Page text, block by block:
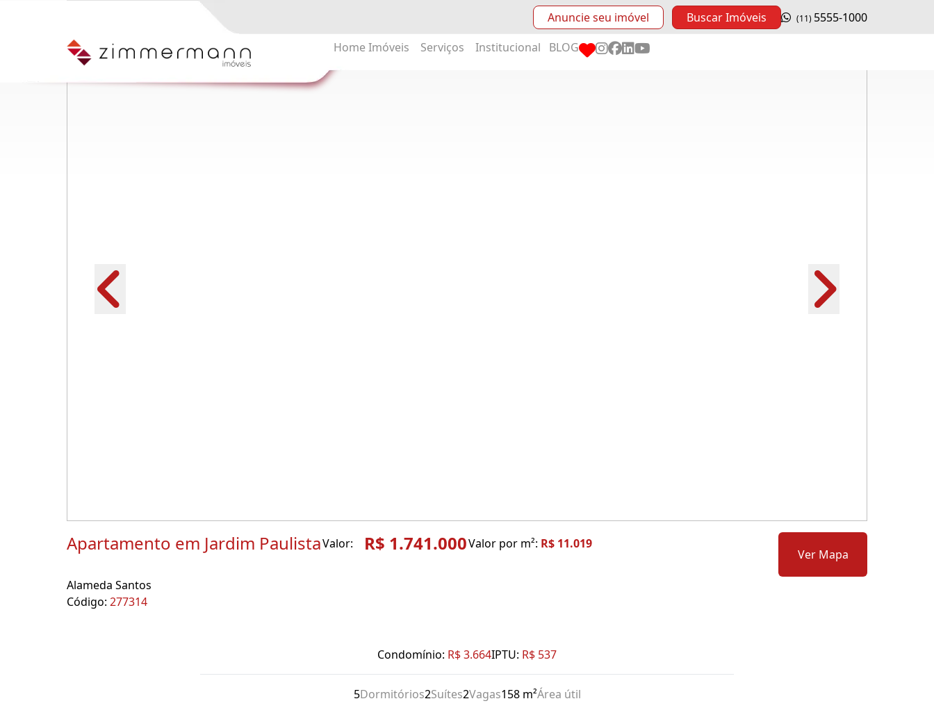
Anuncie seu imóvel Buscar Imóveis (11) 5555-1000
Home Imóveis Serviços Institucional BLOG
Apartamento em Jardim PaulistaValor: R$ 1.741.000Valor por m²: R$ 11.019
Alameda Santos
Código: 277314
Ver Mapa
Condomínio: R$ 3.664IPTU: R$ 537
5Dormitórios2Suítes2Vagas158 m²Área útil